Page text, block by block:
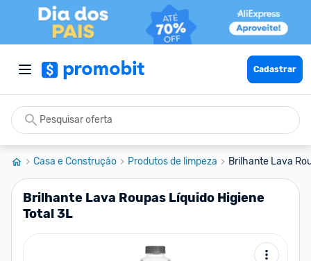
Cadastrar
Casa e Construção Produtos de limpeza Brilhante Lava
Brilhante Lava Roupas Líquido Higiene
Total 3L